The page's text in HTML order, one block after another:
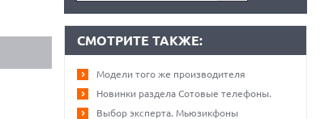
СМОТРИТЕ ТАКЖЕ:
Модели того же производителя
Новинки раздела Сотовые телефоны.
Выбор эксперта. Мьюзикфоны